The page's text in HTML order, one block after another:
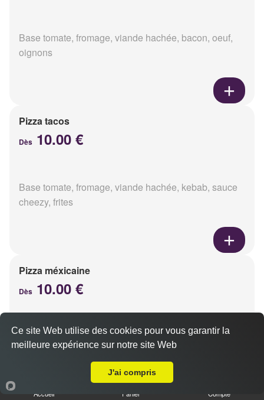
Base tomate, fromage, viande hachée, bacon, oeuf,
oignons
Pizza tacos
Dès 10.00 €
Base tomate, fromage, viande hachée, kebab, sauce
cheezy, frites
Pizza méxicaine
Dès 10.00 €
Base sauce barbecue, fromage, viande hachée,
chorizo, poivrons
Accueil Panier Compte
Ce site Web utilise des cookies pour vous garantir la
meilleure expérience sur notre site Web
J'ai compris